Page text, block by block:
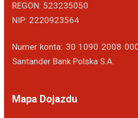
REGON: 523235050
NIP: 2220923564
Numer konta: 30 1090 2008
Santander Bank Polska S.A.
Mapa Dojazdu